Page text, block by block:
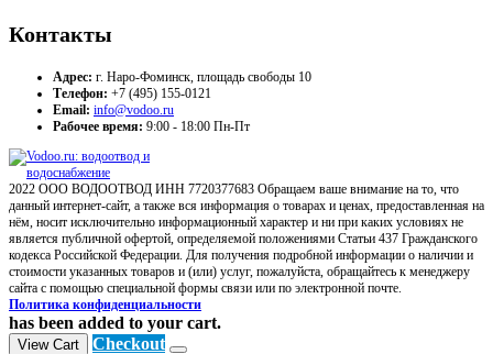
Контакты
Адрес: г. Наро-Фоминск, площадь свободы 10
Телефон: +7 (495) 155-0121
Email: info@vodoo.ru
Рабочее время: 9:00 - 18:00 Пн-Пт
2022 ООО ВОДООТВОД ИНН 7720377683 Обращаем ваше внимание на то, что
данный интернет-сайт, а также вся информация о товарах и ценах, предоставленная на
нём, носит исключительно информационный характер и ни при каких условиях не
является публичной офертой, определяемой положениями Статьи 437 Гражданского
кодекса Российской Федерации. Для получения подробной информации о наличии и
стоимости указанных товаров и (или) услуг, пожалуйста, обращайтесь к менеджеру
сайта с помощью специальной формы связи или по электронной почте.
Политика конфиденциальности
has been added to your cart.
View Cart Checkout